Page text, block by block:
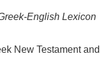
English Lexicon
New Testament and